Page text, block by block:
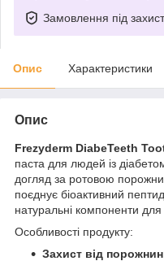
Замовлення під
Опис Характеристики
Опис
Frezyderm DiabeTeeth
паста для людей із
догляд за ротовою
поєднує біоактивний
натуральні компоненти для
Особливості продукту:
Захист від